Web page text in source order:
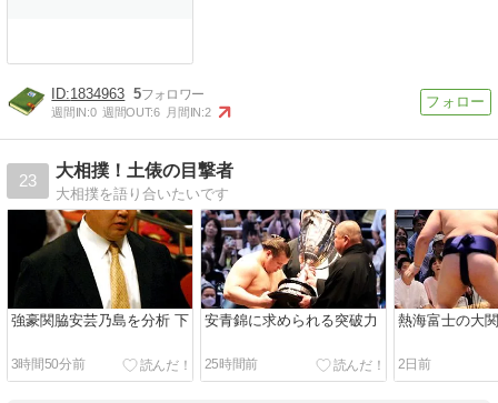
1834963 5
週間IN:0 週間OUT:6 月間IN:2
23
大相撲！土俵の目撃者
大相撲を語り合いたいです
強豪関脇安芸乃島を分析 下
3時間50分前
安青錦に求められる突破力
25時間前
熱海富士の大
2日前